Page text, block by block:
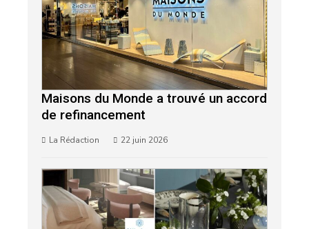
Maisons du Monde a trouvé un accord
de refinancement
La Rédaction 22 juin 2026